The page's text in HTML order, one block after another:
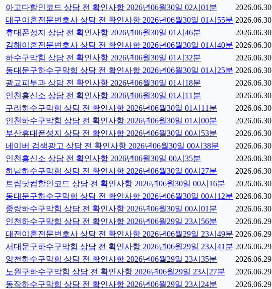
아고다할인코드 상담 전 확인사항 2026년06월30일 02시01분
2026.06.30
대구이혼전문변호사 상담 전 확인사항 2026년06월30일 01시55분 2026.06.30
휴대폰성지 상담 전 확인사항 2026년06월30일 01시46분
2026.06.30
김해이혼전문변호사 상담 전 확인사항 2026년06월30일 01시40분 2026.06.30
하수구막힘 상담 전 확인사항 2026년06월30일 01시32분
2026.06.30
동대문구하수구막힘 상담 전 확인사항 2026년06월30일 01시25분 2026.06.30
광교피부과 상담 전 확인사항 2026년06월30일 01시18분
2026.06.30
인천흥신소 상담 전 확인사항 2026년06월30일 01시11분
2026.06.30
구리하수구막힘 상담 전 확인사항 2026년06월30일 01시11분
2026.06.30
인천하수구막힘 상담 전 확인사항 2026년06월30일 01시00분
2026.06.30
부산휴대폰성지 상담 전 확인사항 2026년06월30일 00시53분
2026.06.30
네이버 검색광고 상담 전 확인사항 2026년06월30일 00시38분
2026.06.30
인천흥신소 상담 전 확인사항 2026년06월30일 00시35분
2026.06.30
하남하수구막힘 상담 전 확인사항 2026년06월30일 00시27분
2026.06.30
트립닷컴할인코드 상담 전 확인사항 2026년06월30일 00시16분
2026.06.30
동대문구하수구막힘 상담 전 확인사항 2026년06월30일 00시12분 2026.06.30
중랑하수구막힘 상담 전 확인사항 2026년06월30일 00시01분
2026.06.30
인천하수구막힘 상담 전 확인사항 2026년06월29일 23시56분
2026.06.29
대전이혼전문변호사 상담 전 확인사항 2026년06월29일 23시49분 2026.06.29
서대문구하수구막힘 상담 전 확인사항 2026년06월29일 23시41분 2026.06.29
양천하수구막힘 상담 전 확인사항 2026년06월29일 23시35분
2026.06.29
노원구하수구막힘 상담 전 확인사항 2026년06월29일 23시27분
2026.06.29
동작하수구막힘 상담 전 확인사항 2026년06월29일 23시24분
2026.06.29